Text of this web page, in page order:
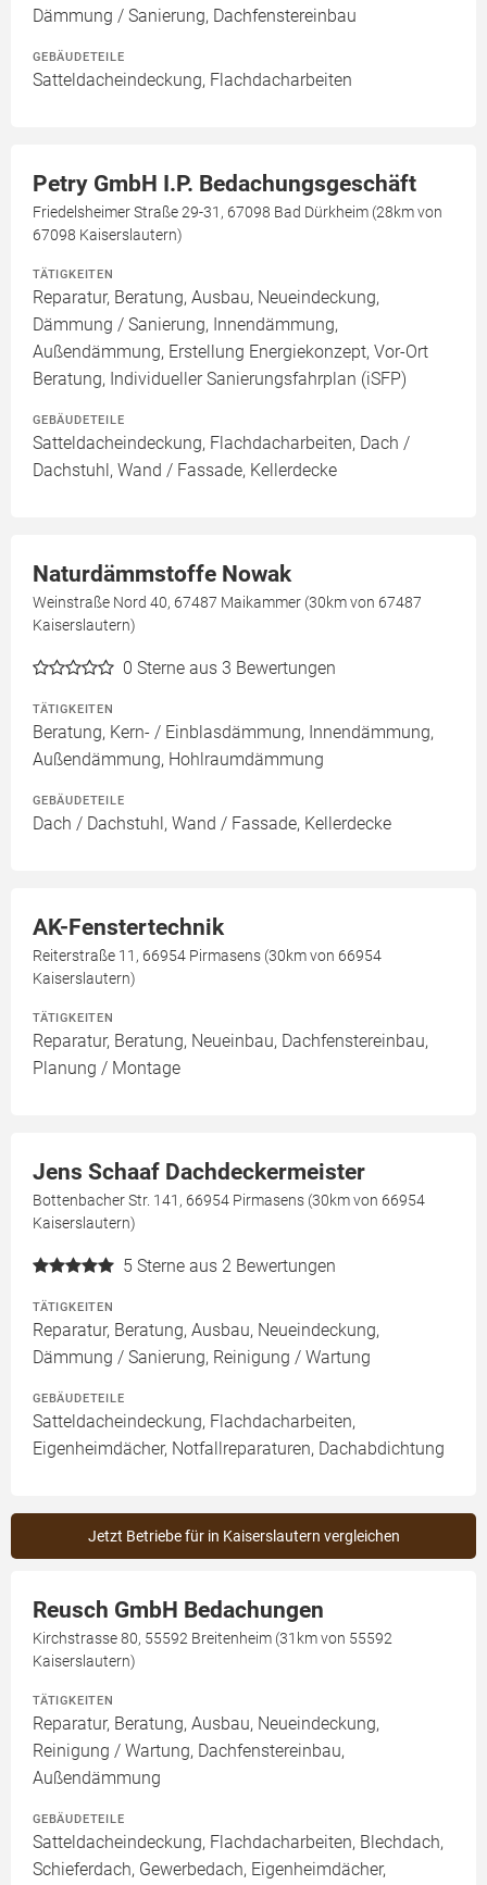
Dämmung / Sanierung, Dachfenstereinbau
GEBÄUDETEILE
Satteldacheindeckung, Flachdacharbeiten
Petry GmbH I.P. Bedachungsgeschäft
Friedelsheimer Straße 29-31, 67098 Bad Dürkheim (28km von
67098 Kaiserslautern)
TÄTIGKEITEN
Reparatur, Beratung, Ausbau, Neueindeckung,
Dämmung / Sanierung, Innendämmung,
Außendämmung, Erstellung Energiekonzept, Vor-Ort
Beratung, Individueller Sanierungsfahrplan (iSFP)
GEBÄUDETEILE
Satteldacheindeckung, Flachdacharbeiten, Dach /
Dachstuhl, Wand / Fassade, Kellerdecke
Naturdämmstoffe Nowak
Weinstraße Nord 40, 67487 Maikammer (30km von 67487
Kaiserslautern)
0 Sterne aus 3 Bewertungen
TÄTIGKEITEN
Beratung, Kern- / Einblasdämmung, Innendämmung,
Außendämmung, Hohlraumdämmung
GEBÄUDETEILE
Dach / Dachstuhl, Wand / Fassade, Kellerdecke
AK-Fenstertechnik
Reiterstraße 11, 66954 Pirmasens (30km von 66954
Kaiserslautern)
TÄTIGKEITEN
Reparatur, Beratung, Neueinbau, Dachfenstereinbau,
Planung / Montage
Jens Schaaf Dachdeckermeister
Bottenbacher Str. 141, 66954 Pirmasens (30km von 66954
Kaiserslautern)
5 Sterne aus 2 Bewertungen
TÄTIGKEITEN
Reparatur, Beratung, Ausbau, Neueindeckung,
Dämmung / Sanierung, Reinigung / Wartung
GEBÄUDETEILE
Satteldacheindeckung, Flachdacharbeiten,
Eigenheimdächer, Notfallreparaturen, Dachabdichtung
Jetzt Betriebe für in Kaiserslautern vergleichen
Reusch GmbH Bedachungen
Kirchstrasse 80, 55592 Breitenheim (31km von 55592
Kaiserslautern)
TÄTIGKEITEN
Reparatur, Beratung, Ausbau, Neueindeckung,
Reinigung / Wartung, Dachfenstereinbau,
Außendämmung
GEBÄUDETEILE
Satteldacheindeckung, Flachdacharbeiten, Blechdach,
Schieferdach, Gewerbedach, Eigenheimdächer,